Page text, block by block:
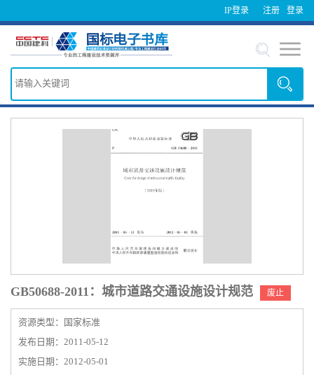
IP登录 登录
注册
GB50688-2011：城市道路交通设施设计规范 废止
资源类型：国家标准
发布日期：2011-05-12
实施日期：2012-05-01